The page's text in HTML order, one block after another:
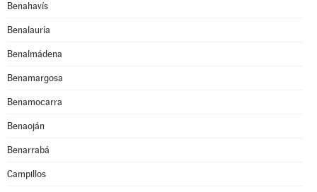
Benahavís
Benalauría
Benalmádena
Benamargosa
Benamocarra
Benaoján
Benarrabá
Campillos